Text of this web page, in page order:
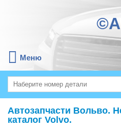
Меню
Автозапчасти Вольво.
каталог Volvo.